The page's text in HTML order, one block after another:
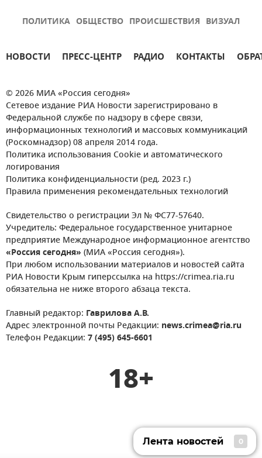
ПОЛИТИКА ОБЩЕСТВО ПРОИСШЕСТВИЯ ВИЗУАЛ
НОВОСТИ ПРЕСС-ЦЕНТР РАДИО КОНТАКТЫ
© 2026 МИА «Россия сегодня»
Сетевое издание РИА Новости зарегистрировано в
Федеральной службе по надзору в сфере связи,
информационных технологий и массовых коммуникаций
(Роскомнадзор) 08 апреля 2014 года.
Политика использования Cookie и автоматического
логирования
Политика конфиденциальности (ред. 2023 г.)
Правила применения рекомендательных технологий
Свидетельство о регистрации Эл № ФС77-57640.
Учредитель: Федеральное государственное унитарное
предприятие Международное информационное агентство
«Россия сегодня» (МИА «Россия сегодня»).
При любом использовании материалов и новостей сайта
РИА Новости Крым гиперссылка на https://crimea.ria.ru
обязательна не ниже второго абзаца текста.
Главный редактор: Гаврилова А.В.
Адрес электронной почты Редакции: news.crimea@ria.ru
Телефон Редакции: 7 (495) 645-6601
18+
Лента новостей 0